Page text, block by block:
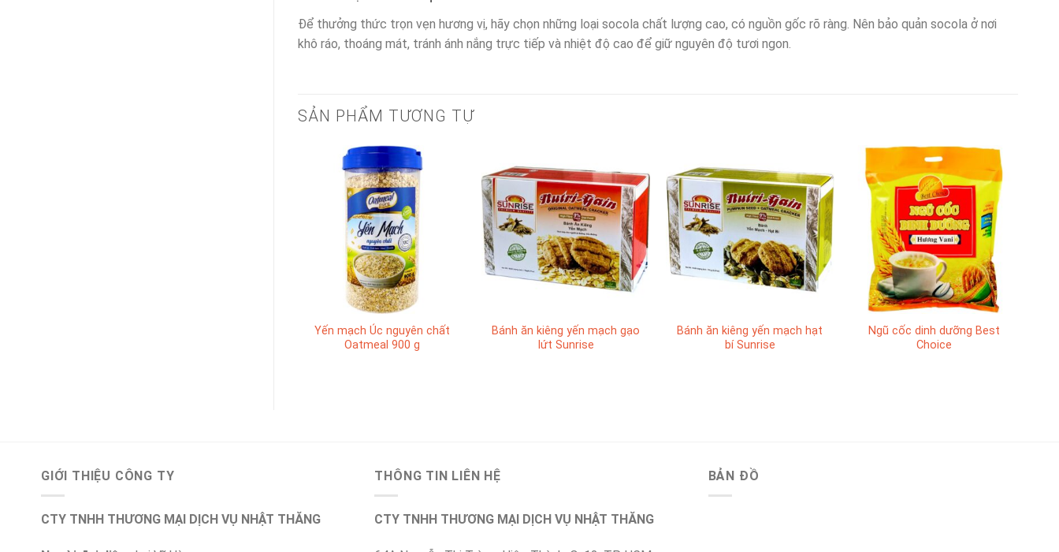
Để thưởng thức trọn vẹn hương vị, hãy chọn những loại socola chất lượng cao, có nguồn gốc rõ ràng. Nên bảo quản socola ở nơi
khô ráo, thoáng mát, tránh ánh nắng trực tiếp và nhiệt độ cao để giữ nguyên độ tươi ngon.
SẢN PHẨM TƯƠNG TỰ
Yến mạch Úc nguyên chất
Oatmeal 900 g
Bánh ăn kiêng yến mạch gạo
lứt Sunrise
Bánh ăn kiêng yến mạch hạt
bí Sunrise
Ngũ cốc dinh dưỡng Best
Choice
GIỚI THIỆU CÔNG TY
CTY TNHH THƯƠNG MẠI DỊCH VỤ NHẬT THĂNG
THÔNG TIN LIÊN HỆ
CTY TNHH THƯƠNG MẠI DỊCH VỤ NHẬT THĂNG
BẢN ĐỒ